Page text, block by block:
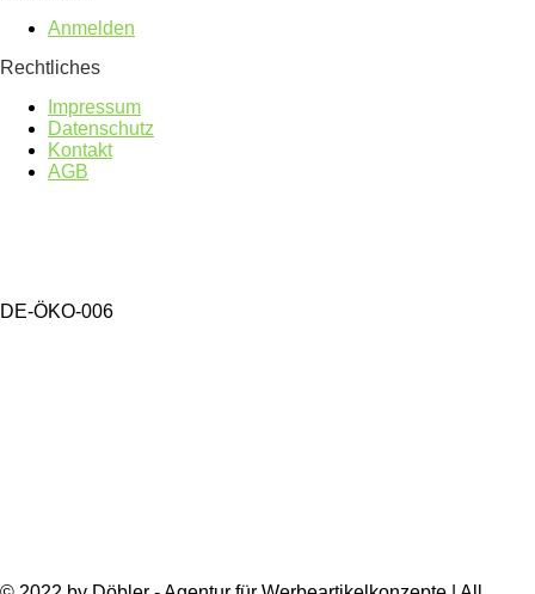
Anmelden
Rechtliches
Impressum
Datenschutz
Kontakt
AGB
DE-ÖKO-006